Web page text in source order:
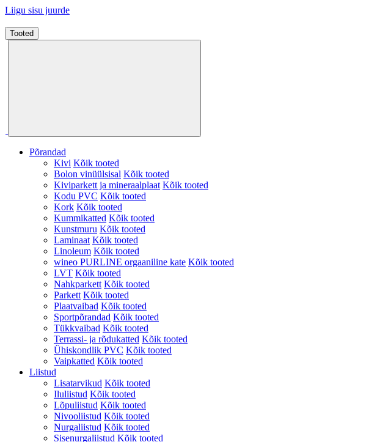
Liigu sisu juurde
Tooted
Põrandad
Kivi Kõik tooted
Bolon vinüülsisal Kõik tooted
Kiviparkett ja mineraalplaat Kõik tooted
Kodu PVC Kõik tooted
Kork Kõik tooted
Kummikatted Kõik tooted
Kunstmuru Kõik tooted
Laminaat Kõik tooted
Linoleum Kõik tooted
wineo PURLINE orgaaniline kate Kõik tooted
LVT Kõik tooted
Nahkparkett Kõik tooted
Parkett Kõik tooted
Plaatvaibad Kõik tooted
Sportpõrandad Kõik tooted
Tükkvaibad Kõik tooted
Terrassi- ja rõdukatted Kõik tooted
Ühiskondlik PVC Kõik tooted
Vaipkatted Kõik tooted
Liistud
Lisatarvikud Kõik tooted
Iluliistud Kõik tooted
Lõpuliistud Kõik tooted
Nivooliistud Kõik tooted
Nurgaliistud Kõik tooted
Sisenurgaliistud Kõik tooted